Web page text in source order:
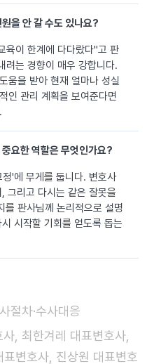
을 안 갈 수도 있나요?
육이 한계에 다다랐다"고 판
려는 경향이 매우 강합니다.
움을 받아 현재 얼마나 성실
인 관리 계획을 보여준다면
요한 역할은 무엇인가요?
'에 무게를 둡니다. 변호사
그리고 다시는 같은 잘못을
를 판사님께 논리적으로 설명
시작할 기회를 얻도록 돕는
절차·수사대응
, 최한겨레 대표변호사,
변호사, 진상원 대표변호